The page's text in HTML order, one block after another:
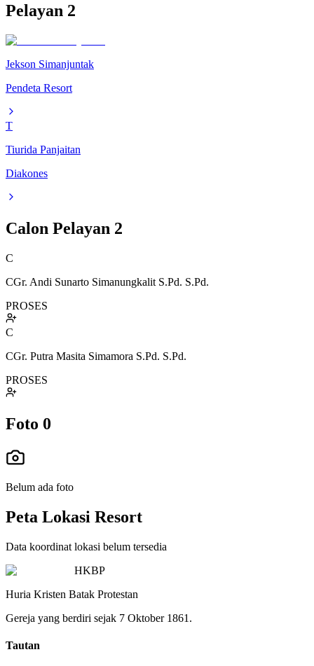
Pelayan 2
Jekson Simanjuntak
Pendeta Resort
T
Tiurida Panjaitan
Diakones
Calon Pelayan 2
C
CGr. Andi Sunarto Simanungkalit S.Pd. S.Pd.
PROSES
C
CGr. Putra Masita Simamora S.Pd. S.Pd.
PROSES
Foto 0
Belum ada foto
Peta Lokasi Resort
Data koordinat lokasi belum tersedia
HKBP
Huria Kristen Batak Protestan
Gereja yang berdiri sejak 7 Oktober 1861.
Tautan